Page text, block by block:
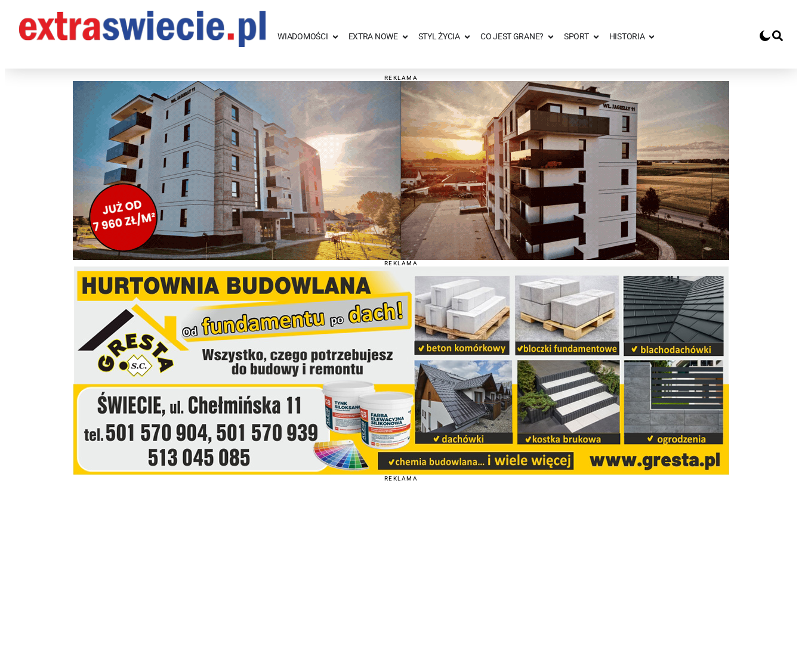
WIADOMOŚCI EXTRA NOWE STYL ŻYCIA CO JEST GRANE? SPORT HISTORIA
REKLAMA
REKLAMA
REKLAMA